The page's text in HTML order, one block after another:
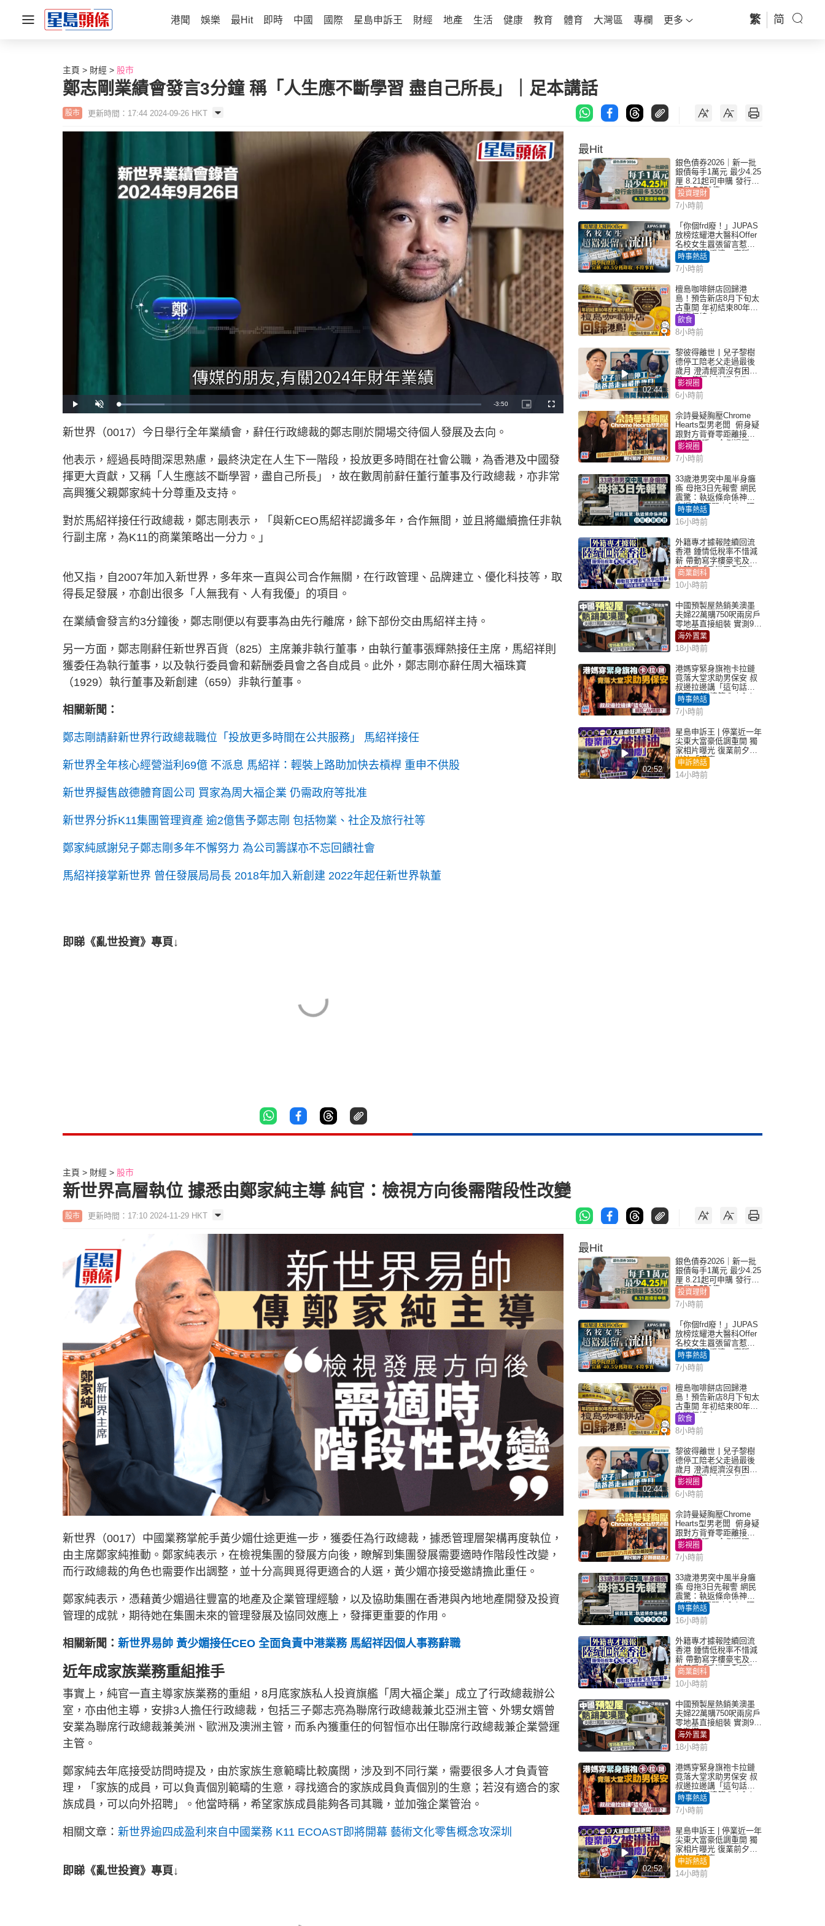
港聞 娛樂 最Hit 即時 中國 國際 星島申訴王 財經 地產 生活 健康 教育 體育 大灣區 專欄 更多 繁 简
主頁 財經 股市
鄭志剛業績會發言3分鐘 稱「人生應不斷學習 盡自己所長」｜足本講話
股市 更新時間：17:44 2024-09-26 HKT
P
l
y
U
n
L
o
e
2
.
7
%
R
a
i
-3:50
P
i
i
n
P
i
F
u
e
n
新世界（0017）今日舉行全年業績會，辭任行政總裁的鄭志剛於開場交待個人發展及去向。
他表示，經過長時間深思熟慮，最終決定在人生下一階段，投放更多時間在社會公職，為香港及中國發
揮更大貢獻，又稱「人生應該不斷學習，盡自己所長」，故在數周前辭任董行董事及行政總裁，亦非常
高興獲父親鄭家純十分尊重及支持。
對於馬紹祥接任行政總裁，鄭志剛表示，「與新CEO馬紹祥認識多年，合作無間，並且將繼續擔任非執
行副主席，為K11的商業策略出一分力。」
他又指，自2007年加入新世界，多年來一直與公司合作無關，在行政管理、品牌建立、優化科技等，取
得長足發展，亦創出很多「人無我有、人有我優」的項目。
在業績會發言約3分鐘後，鄭志剛便以有要事為由先行離席，餘下部份交由馬紹祥主持。
另一方面，鄭志剛辭任新世界百貨（825）主席兼非執行董事，由執行董事張輝熱接任主席，馬紹祥則
獲委任為執行董事，以及執行委員會和薪酬委員會之各自成員。此外，鄭志剛亦辭任周大福珠寶
（1929）執行董事及新創建（659）非執行董事。
相關新聞：
鄭志剛請辭新世界行政總裁職位「投放更多時間在公共服務」 馬紹祥接任
新世界全年核心經營溢利69億 不派息 馬紹祥：輕裝上路助加快去槓桿 重申不供股
新世界擬售啟德體育園公司 買家為周大福企業 仍需政府等批准
新世界分拆K11集團管理資產 逾2億售予鄭志剛 包括物業、社企及旅行社等
鄭家純感謝兒子鄭志剛多年不懈努力 為公司籌謀亦不忘回饋社會
馬紹祥接掌新世界 曾任發展局局長 2018年加入新創建 2022年起任新世界執董
即睇《亂世投資》專頁↓
最Hit
銀色債券2026｜新一批
銀債每手1萬元 最少4.25
厘 8.21起可申購 發行金
額最多550億
投資理財
7小時前
「你個frd廢！」JUPAS
放榜炫耀港大醫科Offer
名校女生囂張留言惹眾
怒 醫學院澄清：宣稱
「40.5分獲錄取」不符事
實｜Juicy叮
時事熱話
7小時前
檀島咖啡餅店回歸港
島！預告新店8月下旬太
古重開 年初結束80年歷
史灣仔總店
飲食
8小時前
02:44
黎彼得離世丨兒子黎樹
德停工陪老父走過最後
歲月 澄清經濟沒有困
難：傳聞有誇張成份
影視圈
6小時前
佘詩曼疑胸壓Chrome
Hearts型男老闆 俯身疑
跟對方背脊零距離接觸
網民驚呼：企側邊唔
得？
影視圈
7小時前
33歲港男突中風半身癱
瘓 母拖3日先報警 網民
震驚：執返條命係神蹟
自爆2個惡習｜Juicy叮
時事熱話
16小時前
外籍專才據報陸續回流
香港 鍾情低稅率不惜減
薪 帶動寫字樓豪宅及學
位競爭「香港已重現生
機」
商業創科
10小時前
中國預製屋熱銷美澳墨
夫婦22萬購750呎兩房戶
零地基直接組裝 實測9個
月激讚
海外置業
18小時前
港媽穿緊身旗袍卡拉鏈
竟落大堂求助男保安 叔
叔邊拉邊講「這句話」
網民：AV情節？｜Juicy
叮
時事熱話
7小時前
02:52
星島申訴王 | 停業近一年
尖東大富豪低調重開 獨
家相片曝光 復業前夕被
淋油「贈慶」
申訴熱話
14小時前
主頁 財經 股市
新世界高層執位 據悉由鄭家純主導 純官：檢視方向後需階段性改變
股市 更新時間：17:10 2024-11-29 HKT
新世界（0017）中國業務掌舵手黃少媚仕途更進一步，獲委任為行政總裁，據悉管理層架構再度執位，
由主席鄭家純推動。鄭家純表示，在檢視集團的發展方向後，瞭解到集團發展需要適時作階段性改變，
而行政總裁的角色也需要作出調整，並十分高興覓得更適合的人選，黃少媚亦接受邀請擔此重任。
鄭家純表示，憑藉黃少媚過往豐富的地產及企業管理經驗，以及協助集團在香港與內地地產開發及投資
管理的成就，期待她在集團未來的管理發展及協同效應上，發揮更重要的作用。
相關新聞： 新世界易帥 黃少媚接任CEO 全面負責中港業務 馬紹祥因個人事務辭職
近年成家族業務重組推手
事實上，純官一直主導家族業務的重組，8月底家族私人投資旗艦「周大福企業」成立了行政總裁辦公
室，亦由他主導，安排3人擔任行政總裁，包括三子鄭志亮為聯席行政總裁兼北亞洲主管、外甥女婿曾
安業為聯席行政總裁兼美洲、歐洲及澳洲主管，而系內獲重任的何智恒亦出任聯席行政總裁兼企業營運
主管。
鄭家純去年底接受訪問時提及，由於家族生意範疇比較廣闊，涉及到不同行業，需要很多人才負責管
理，「家族的成員，可以負責個別範疇的生意，尋找適合的家族成員負責個別的生意；若沒有適合的家
族成員，可以向外招聘」。他當時稱，希望家族成員能夠各司其職，並加強企業管治。
相關文章： 新世界逾四成盈利來自中國業務 K11 ECOAST即將開幕 藝術文化零售概念攻深圳
即睇《亂世投資》專頁↓
最Hit
銀色債券2026｜新一批
銀債每手1萬元 最少4.25
厘 8.21起可申購 發行金
額最多550億
投資理財
7小時前
「你個frd廢！」JUPAS
放榜炫耀港大醫科Offer
名校女生囂張留言惹眾
怒 醫學院澄清：宣稱
「40.5分獲錄取」不符事
實｜Juicy叮
時事熱話
7小時前
檀島咖啡餅店回歸港
島！預告新店8月下旬太
古重開 年初結束80年歷
史灣仔總店
飲食
8小時前
02:44
黎彼得離世丨兒子黎樹
德停工陪老父走過最後
歲月 澄清經濟沒有困
難：傳聞有誇張成份
影視圈
6小時前
佘詩曼疑胸壓Chrome
Hearts型男老闆 俯身疑
跟對方背脊零距離接觸
網民驚呼：企側邊唔
得？
影視圈
7小時前
33歲港男突中風半身癱
瘓 母拖3日先報警 網民
震驚：執返條命係神蹟
自爆2個惡習｜Juicy叮
時事熱話
16小時前
外籍專才據報陸續回流
香港 鍾情低稅率不惜減
薪 帶動寫字樓豪宅及學
位競爭「香港已重現生
機」
商業創科
10小時前
中國預製屋熱銷美澳墨
夫婦22萬購750呎兩房戶
零地基直接組裝 實測9個
月激讚
海外置業
18小時前
港媽穿緊身旗袍卡拉鏈
竟落大堂求助男保安 叔
叔邊拉邊講「這句話」
網民：AV情節？｜Juicy
叮
時事熱話
7小時前
02:52
星島申訴王 | 停業近一年
尖東大富豪低調重開 獨
家相片曝光 復業前夕被
淋油「贈慶」
申訴熱話
14小時前